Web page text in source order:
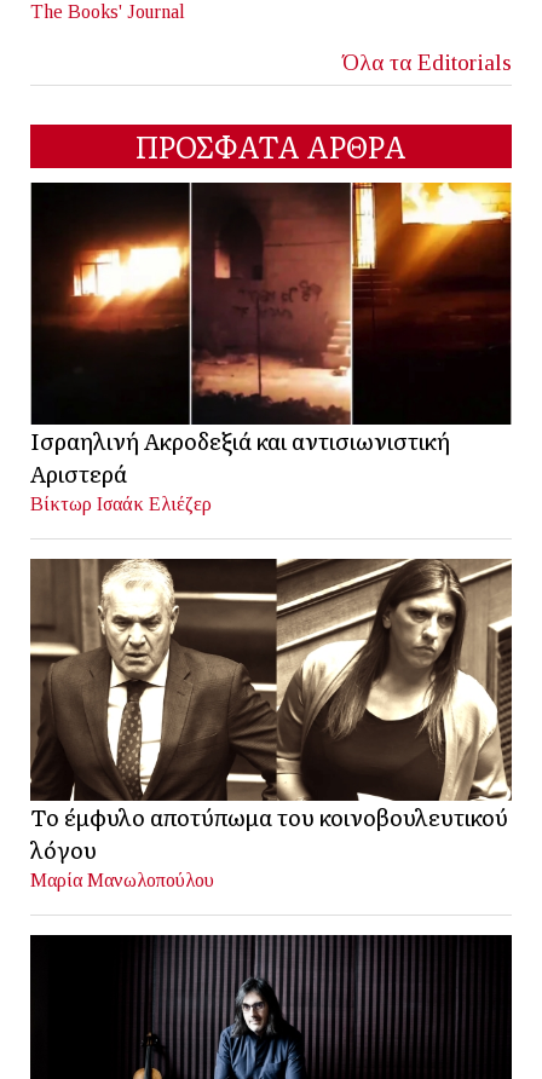
The Books' Journal
Όλα τα Editorials
ΠΡΟΣΦΑΤΑ ΑΡΘΡΑ
Ισραηλινή Ακροδεξιά και αντισιωνιστική
Αριστερά
Βίκτωρ Ισαάκ Ελιέζερ
Το έμφυλο αποτύπωμα του κοινοβουλευτικού
λόγου
Μαρία Μανωλοπούλου